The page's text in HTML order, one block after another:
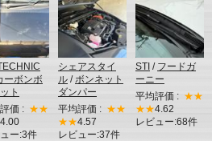
ーボンボ
ト
価 : ★★
4.00
ー:3件
シェアスタイ
ル / ボンネット
ダンパー
平均評価 : ★★
★★4.57
レビュー:37件
STI / フードガ
ーニー
平均評価 : ★★
★★4.62
レビュー:68件